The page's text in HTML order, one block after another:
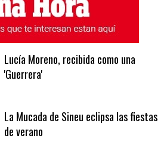
Lucía Moreno, recibida como una
'Guerrera'
La Mucada de Sineu eclipsa las fiestas
de verano